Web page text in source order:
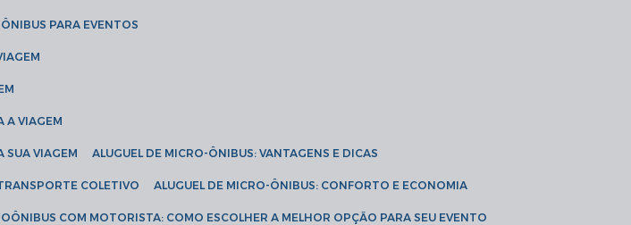
ÔNIBUS PARA EVENTOS
A VIAGEM
SUA VIAGEM ALUGUEL DE MICRO-ÔNIBUS: VANTAGENS E DICAS
COLETIVO ALUGUEL DE MICRO-ÔNIBUS: CONFORTO E ECONOMIA
COM MOTORISTA: COMO ESCOLHER A MELHOR OPÇÃO PARA SEU EVENTO